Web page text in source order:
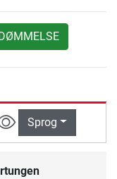
Sprog